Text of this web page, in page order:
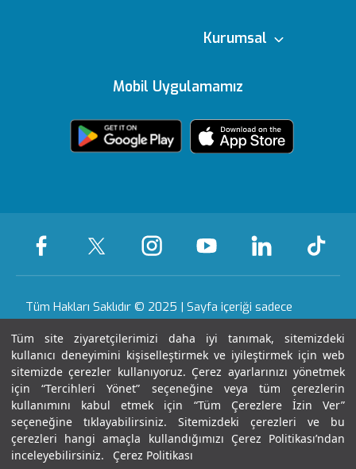
Tüm site ziyaretçilerimizi daha iyi tanımak, sitemizdeki
kullanıcı deneyimini kişiselleştirmek ve iyileştirmek için web
sitemizde çerezler kullanıyoruz. Çerez ayarlarınızı yönetmek
için “Tercihleri Yönet” seçeneğine veya tüm çerezlerin
kullanımını kabul etmek için “Tüm Çerezlere İzin Ver”
seçeneğine tıklayabilirsiniz. Sitemizdeki çerezleri ve bu
çerezleri hangi amaçla kullandığımızı Çerez Politikası’ndan
inceleyebilirsiniz.
Çerez Politikası
Belgesi
Sertifika & Akreditasyon
Haberler ve Etkinlikler
Ankara
Gaziantep
Tüm Hastanelerimiz
Doktorlarımız
Tedavileri
e-Sonuc
Sizi Dinliyoruz
Evde Bakım
Hizmetleri
Gebelik Okulu
Kurumsal
içerik Güncelleme
Yasal Uyarı
Anlaşmalı Kurumlar
Kariyer
İletişim
Mobil Uygulamamız
Tüm Hakları Saklıdır © 2025 | Sayfa içeriği sadece
bilgilendirme amaçlıdır. Tanı ve tedavi için mutlaka
doktorunuza başvurunuz.
Son Güncellenme Tarihi : 08.08.2026 21:14:04